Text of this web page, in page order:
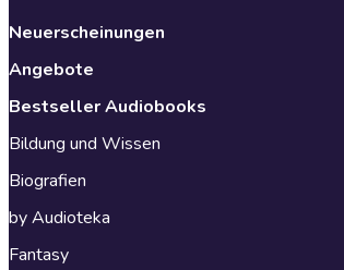
Neuerscheinungen
Angebote
Bestseller Audiobooks
Bildung und Wissen
Biografien
by Audioteka
Fantasy